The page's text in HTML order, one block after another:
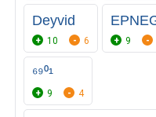
Deyvid
10 6
EPㅤNㅤEㅤ
9
⁶⁹⁰¹
9 4